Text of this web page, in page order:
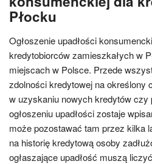
Płocku
Ogłoszenie upadłości
kredytobiorców zamieszkałych w
miejscach w Polsce. Przede
zdolności kredytowej na określony
w uzyskaniu nowych kredytów
ogłoszeniu upadłości zostaje
może pozostawać tam przez kilka
na historię kredytową osoby
ogłaszające upadłość muszą